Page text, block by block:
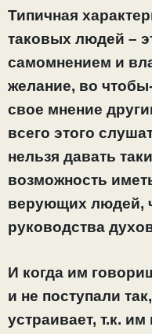
Типичная
таковых людей –
самомнением и
желание, во
свое мнение
всего этого
нельзя давать
возможность
верующих людей,
руководства
И когда им
и не поступали
устраивает, т.к.